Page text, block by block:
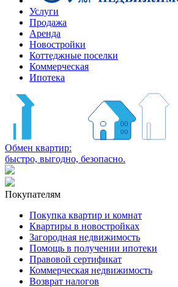
Услуги
Продажа
Аренда
Новостройки
Коттеджные поселки
Коммерческая
Ипотека
Обмен квартир:
быстро, выгодно, безопасно.
Покупателям
Покупка квартир и комнат
Квартиры в новостройках
Загородная недвижимость
Помощь в получении ипотеки
Правовой сертификат
Коммерческая недвижимость
Возврат налогов